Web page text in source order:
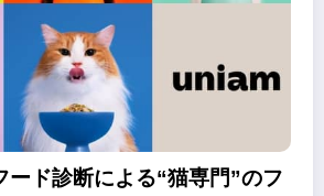
ード診断による“猫専門”のフ